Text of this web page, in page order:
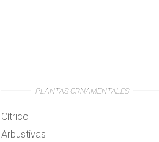
PLANTAS ORNAMENTALES
Cítrico
Arbustivas